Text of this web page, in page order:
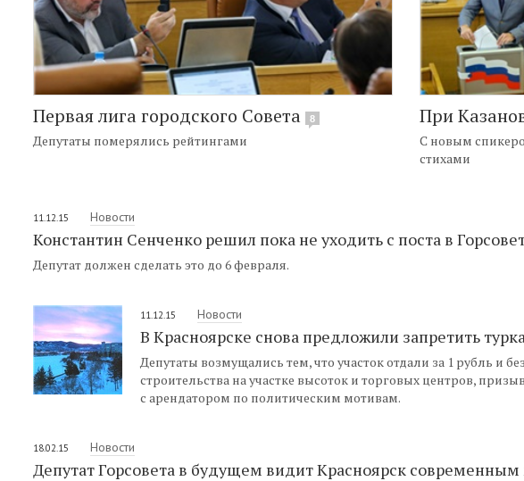
Первая лига городского Совета 8
Депутаты померялись рейтингами
При
С новым
стихами
11.12.15 Новости
Константин Сенченко решил пока не уходить с поста в
Депутат должен сделать это до 6 февраля.
11.12.15 Новости
В Красноярске снова предложили запретить
Депутаты возмущались тем, что участок отдали за 1 рубль и
строительства на участке высоток и торговых центров,
с арендатором по политическим мотивам.
18.02.15 Новости
Депутат Горсовета в будущем видит Красноярск